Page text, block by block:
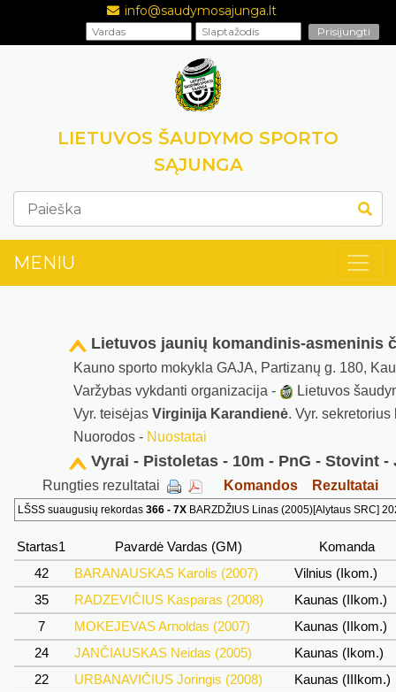
info@saudymosajunga.lt
LIETUVOS ŠAUDYMO SPORTO
SĄJUNGA
MENIU
Lietuvos jaunių komandinis-asmeninis
Kauno sporto mokykla GAJA, Partizanų g. 180,
Varžybas vykdanti organizacija -
Lietuvos
Vyr. teisėjas Virginija Karandienė. Vyr. sekretorius
Nuorodos - Nuostatai
Vyrai - Pistoletas - 10m - PnG - Stovint -
Rungties rezultatai Komandos Rezultatai
LŠSS suaugusių rekordas 366 - 7X BARZDŽIUS Linas (2005)[Alytaus SRC]
Startas1 Pavardė Vardas (GM)
Komanda
42
BARANAUSKAS Karolis (2007)
Vilnius (Ikom.)
35
RADZEVIČIUS Kasparas (2008)
Kaunas (IIkom.)
7
MOKEJEVAS Arnoldas (2007)
Kaunas (IIkom.)
24
JANČIAUSKAS Neidas (2005)
Kaunas (Ikom.)
22
URBANAVIČIUS Joringis (2008)
Kaunas (IIIkom.)